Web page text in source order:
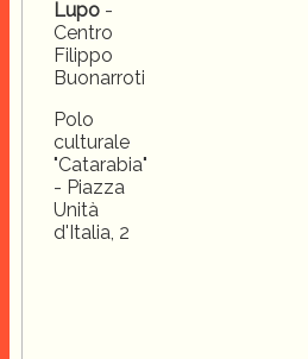
Lupo -
Centro
Filippo
Buonarroti
Polo
culturale
"Catarabia"
- Piazza
Unità
d'Italia, 2